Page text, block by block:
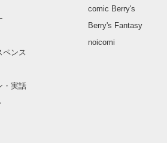
ペンス
・実話
comic Berry's
Berry's Fantasy
noicomi